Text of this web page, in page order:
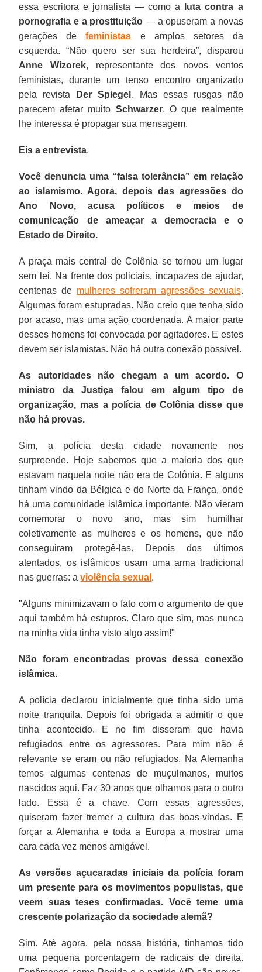
essa escritora e jornalista — como a
luta contra a
pornografia e a prostituição — a opuseram a novas
gerações defeministas e amplos setores da
esquerda. “Não quero ser sua herdeira”, disparou
Anne Wizorek, representante dos novos ventos
feministas, durante um tenso encontro organizado
pela revista
Der Spiegel . Mas essas rusgas não
parecem afetar muito Schwarzer. O que realmente
lhe interessa é propagar sua mensagem.
Eis a entrevista.
Você denuncia uma “falsa tolerância” em relação
ao islamismo. Agora, depois das agressões do
Ano Novo, acusa políticos e meios de
comunicação de ameaçar a democracia e o
Estado de Direito.
A praça mais central de Colônia se tornou um lugar
sem lei. Na frente dos policiais, incapazes de ajudar,
centenas de mulheres sofreram agressões sexuais.
Algumas foram estupradas. Não creio que tenha sido
por acaso, mas uma ação coordenada. A maior parte
desses homens foi convocada por agitadores. E estes
devem ser islamistas. Não há outra conexão possível.
As autoridades não chegam a um acordo. O
ministro da Justiça falou em algum tipo de
organização, mas a polícia de Colônia disse que
não há provas.
Sim, a polícia desta cidade novamente nos
surpreende. Hoje sabemos que a maioria dos que
estavam naquela noite não era de Colônia. E alguns
tinham vindo da Bélgica e do Norte da França, onde
há uma comunidade islâmica importante. Não vieram
comemorar o novo ano, mas sim humilhar
coletivamente as mulheres e os homens, que não
conseguiram protegê-las. Depois dos últimos
atentados, os islâmicos usam uma arma tradicional
nas guerras: aviolência sexual .
"Alguns minimizavam o fato com o argumento de que
aqui também há estupros. Claro que sim, mas nunca
na minha vida tinha visto algo assim!"
Não foram encontradas provas dessa conexão
islâmica.
A polícia declarou inicialmente que tinha sido uma
noite tranquila. Depois foi obrigada a admitir o que
tinha acontecido. E no fim disseram que havia
refugiados entre os agressores. Para mim não é
relevante se eram ou não refugiados. Na Alemanha
temos algumas centenas de muçulmanos, muitos
nascidos aqui. Faz 30 anos que olhamos para o outro
lado. Essa é a chave. Com essas agressões,
quiseram fazer tremer a cultura das boas-vindas. E
forçar a Alemanha e toda a Europa a mostrar uma
cara cada vez menos amigável.
As versões açucaradas iniciais da polícia foram
um presente para os movimentos populistas, que
veem suas teses confirmadas. Você teme uma
crescente polarização da sociedade alemã?
Sim. Até agora, pela nossa história, tínhamos tido
uma pequena porcentagem de radicais de direita.